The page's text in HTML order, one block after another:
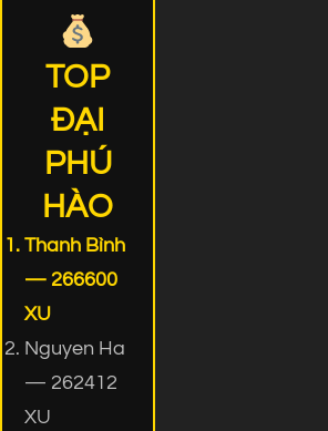
TOP
ĐẠI
PHÚ
HÀO
Thanh Bình
— 266600
XU
Nguyen Ha
— 262412
XU